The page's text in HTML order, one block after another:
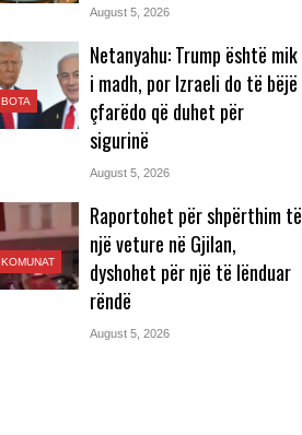
August 5, 2026
BOTA
Netanyahu: Trump është mik
i madh, por Izraeli do të bëjë
çfarëdo që duhet për
sigurinë
August 5, 2026
KOMUNAT
Raportohet për shpërthim të
një veture në Gjilan,
dyshohet për një të lënduar
rëndë
August 5, 2026